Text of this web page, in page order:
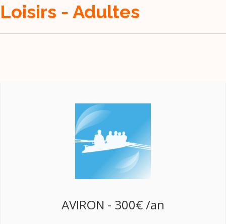
Loisirs - Adultes
AVIRON - 300€ /an